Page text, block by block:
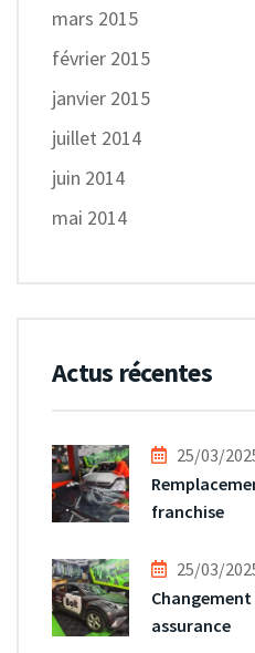
mars 2015
février 2015
janvier 2015
juillet 2014
juin 2014
mai 2014
Actus récentes
25/03/
franchise
25/03/
assurance